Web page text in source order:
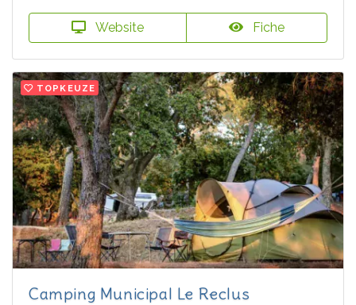
Website Fiche
TOPKEUZE
Camping Municipal Le Reclus